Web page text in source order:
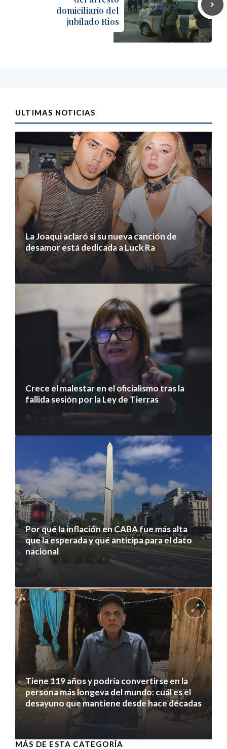
domiciliario del
jubilado Ríos
ULTIMAS NOTICIAS
La Joaqui aclaró si su nueva canción de
desamor está dedicada a Luck Ra
7 agosto 2026
Crece el malestar en el oficialismo tras la
fallida sesión por la Ley de Tierras
7 agosto 2026
Por qué la inflación en CABA fue más alta
que la esperada y qué anticipa para el dato
nacional
Tiene 119 años y podría convertirse en la
persona más longeva del mundo: cuál es el
desayuno que mantiene desde hace décadas
MÁS DE ESTA CATEGORÍA